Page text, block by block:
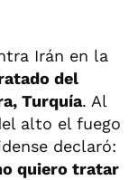
Irán en la
del
Turquía. Al
alto el fuego
declaró:
quiero tratar